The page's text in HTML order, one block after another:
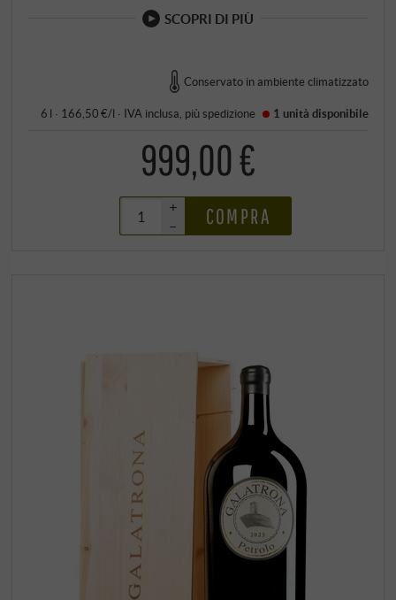
SCOPRI DI PIÙ
Conservato in ambiente climatizzato
6 l · 166,50 €/l · IVA inclusa, piùspedizione 1 unità disponibile
999,00 €
+
–
COMPRA